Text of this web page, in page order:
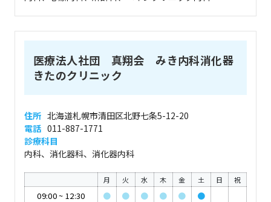
医療法人社団 真翔会 みき内科消化器
きたのクリニック
住所 北海道札幌市清田区北野七条5-12-20
電話 011-887-1771
診療科目
内科、消化器科、消化器内科
月 火 水 木 金 土 日 祝
09:00~ 12:30 ● ● ● ● ●
●